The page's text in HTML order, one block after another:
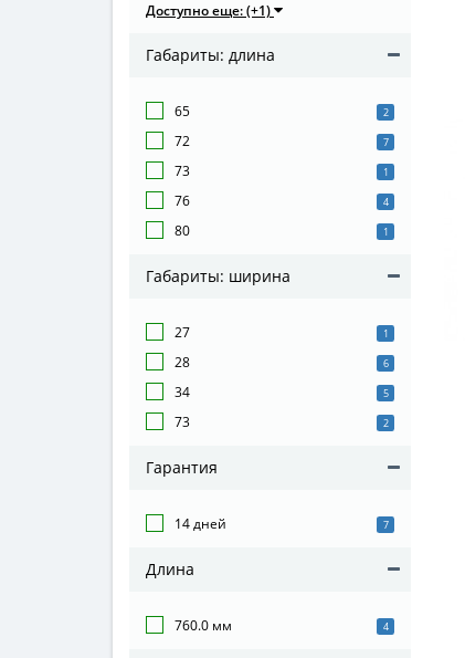
Доступно еще: (+1)
Габариты: длина
65 2
72 7
73 1
76 4
80 1
Габариты: ширина
27 1
28 6
34 5
73 2
Гарантия
14 дней 7
Длина
760.0 мм 4